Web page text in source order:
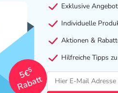
5€
5
Rabatt
Exklusive
Individuelle
Aktionen &
Hilfreiche Tipps